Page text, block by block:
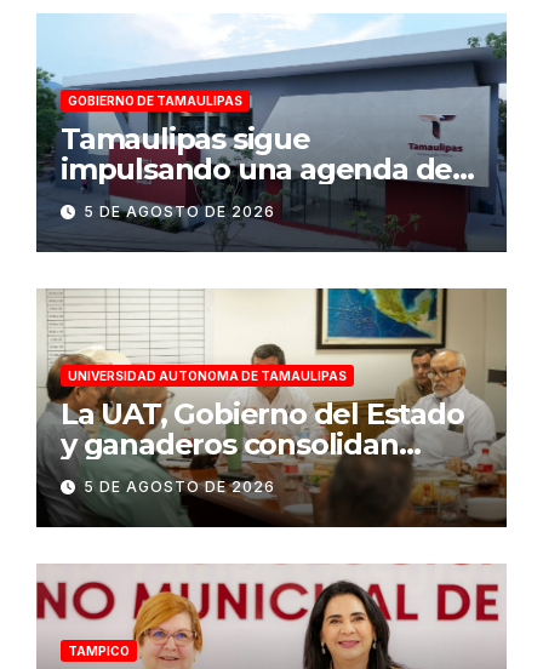
GOBIERNO DE TAMAULIPAS
Tamaulipas sigue
impulsando una agenda de
infraestructura con sentido
humanista
5 DE AGOSTO DE 2026
UNIVERSIDAD AUTONOMA DE TAMAULIPAS
La UAT, Gobierno del Estado
y ganaderos consolidan
proyecto “Carne Tam”
5 DE AGOSTO DE 2026
TAMPICO